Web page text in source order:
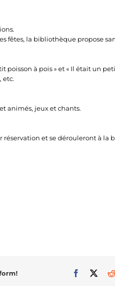
fêtes, la bibliothèque propose
à pois » et « Il était un
etc.
animés, jeux et chants.
réservation et se dérouleront à la
Facebook